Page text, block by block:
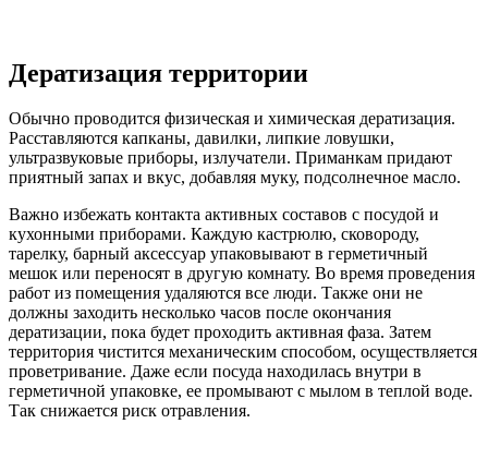
Дератизация территории
Обычно проводится физическая и химическая дератизация.
Расставляются капканы, давилки, липкие ловушки,
ультразвуковые приборы, излучатели. Приманкам придают
приятный запах и вкус, добавляя муку, подсолнечное масло.
Важно избежать контакта активных составов с посудой и
кухонными приборами. Каждую кастрюлю, сковороду,
тарелку, барный аксессуар упаковывают в герметичный
мешок или переносят в другую комнату. Во время проведения
работ из помещения удаляются все люди. Также они не
должны заходить несколько часов после окончания
дератизации, пока будет проходить активная фаза. Затем
территория чистится механическим способом, осуществляется
проветривание. Даже если посуда находилась внутри в
герметичной упаковке, ее промывают с мылом в теплой воде.
Так снижается риск отравления.